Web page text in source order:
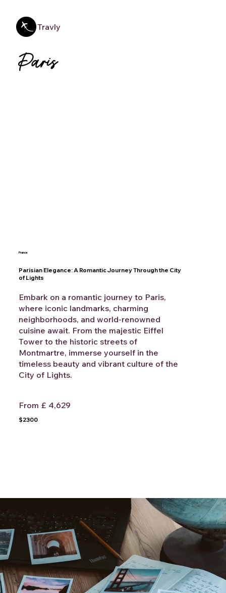
Travly
Paris
France
Parisian Elegance: A Romantic Journey Through the City
of Lights
Embark on a romantic journey to Paris,
where iconic landmarks, charming
neighborhoods, and world-renowned
cuisine await. From the majestic Eiffel
Tower to the historic streets of
Montmartre, immerse yourself in the
timeless beauty and vibrant culture of the
City of Lights.
From £ 4,629
$2300